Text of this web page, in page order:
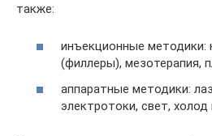
также:
инъекционные методики:
(филлеры), мезотерапия,
аппаратные методики:
электротоки, свет, холод